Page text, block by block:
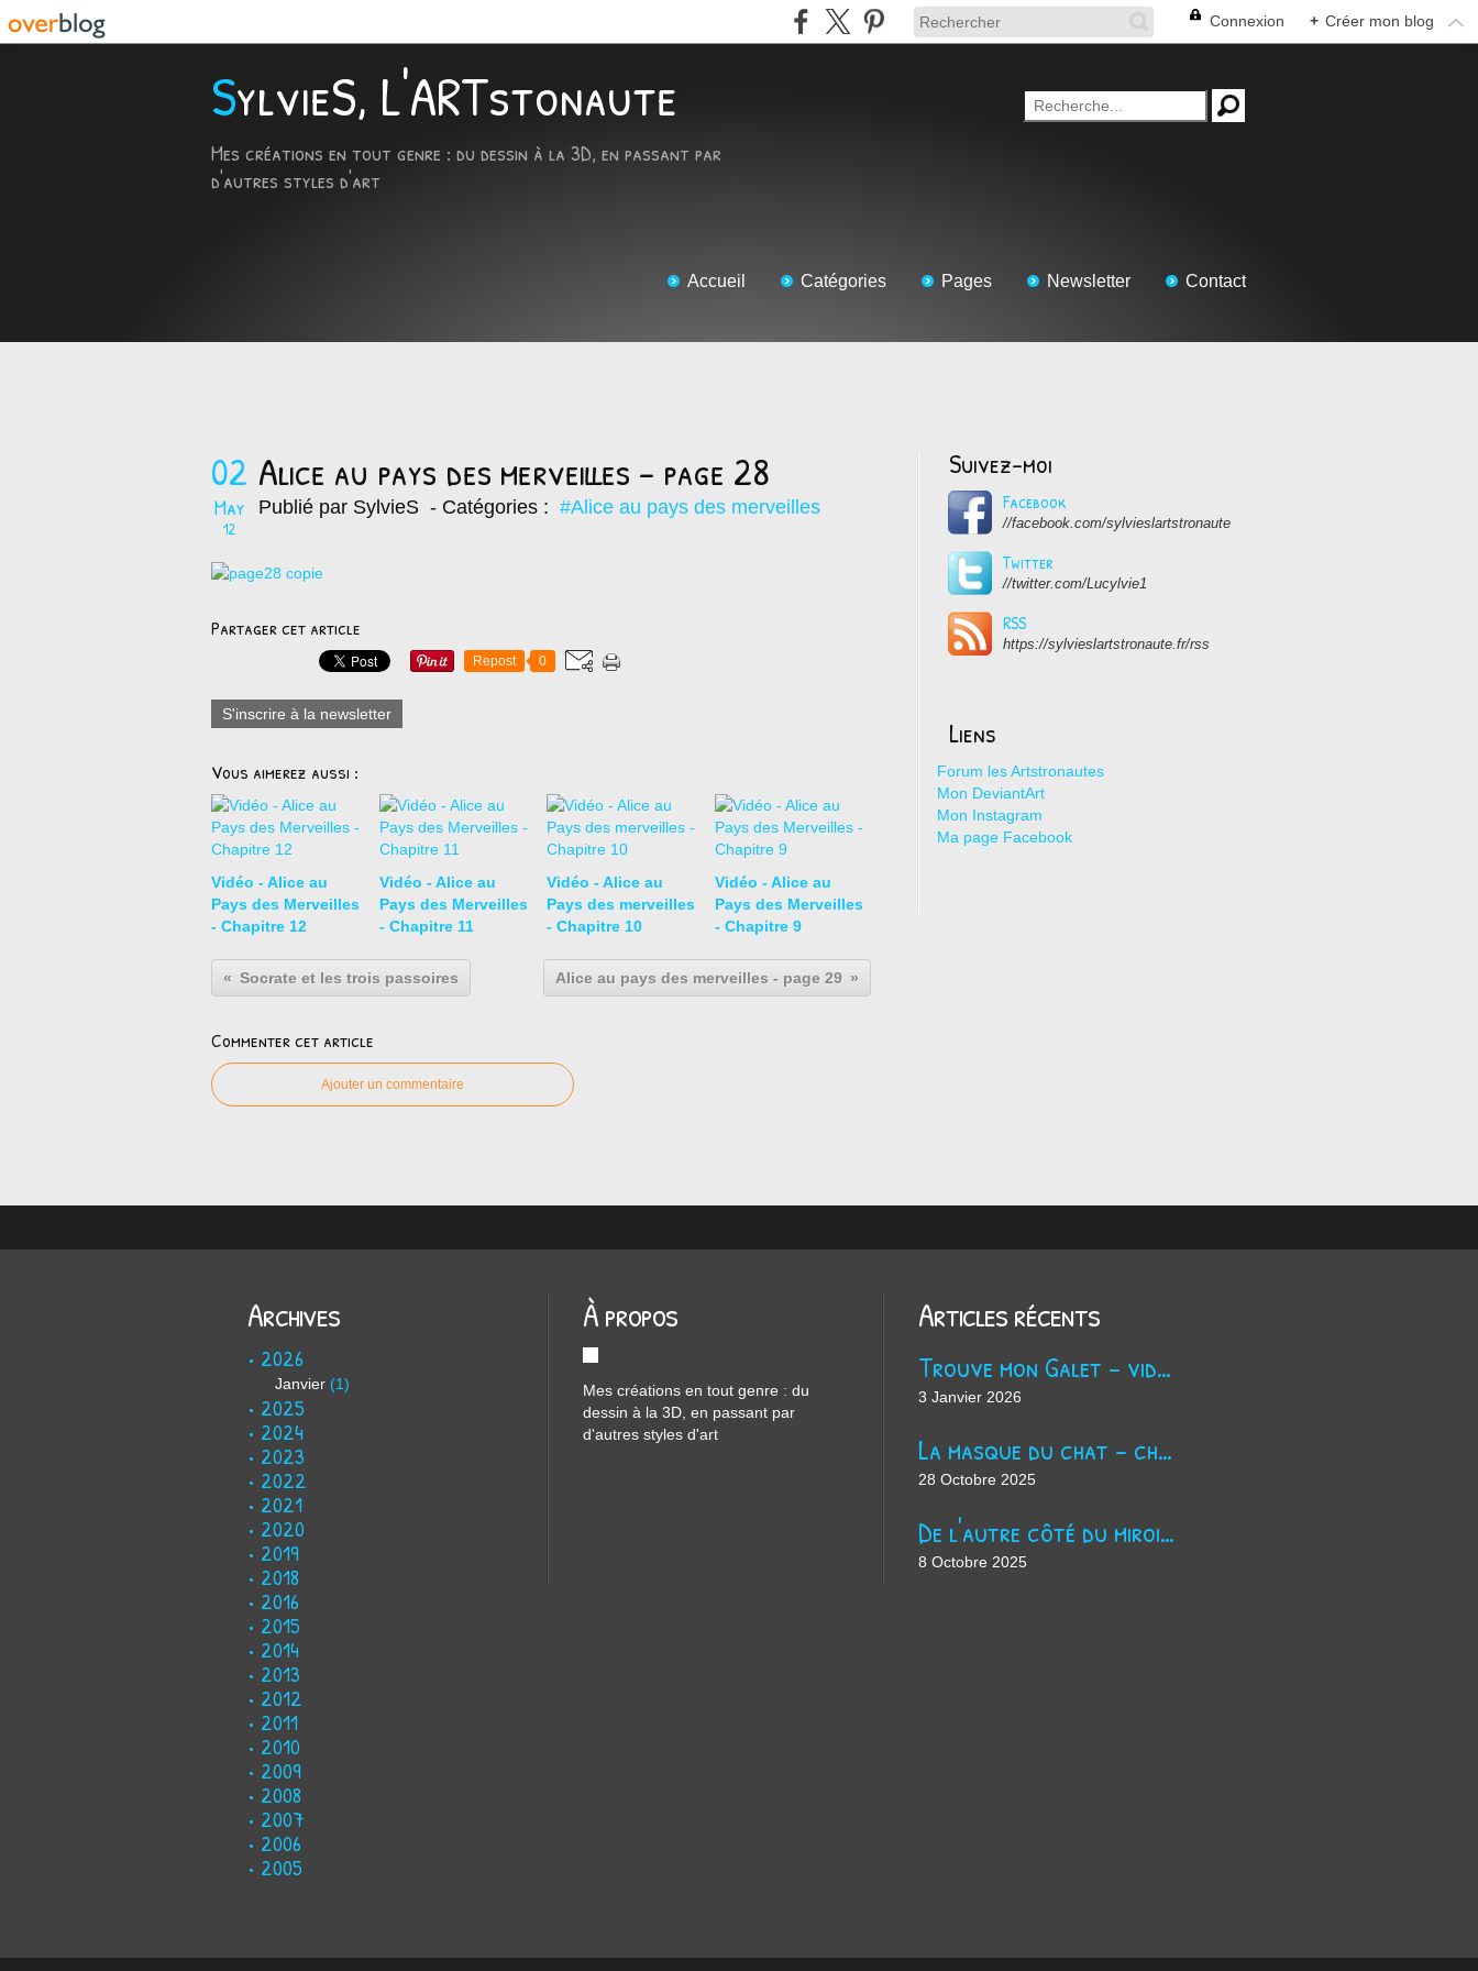
Connexion + Créer mon blog
SylvieS, L'ARTstonaute
Mes créations en tout genre : du dessin à la 3D, en passant par
d'autres styles d'art
Accueil Catégories Pages Newsletter Contact
02
May
12
Alice au pays des merveilles - page 28
Publié par SylvieS - Catégories : #Alice au pays des merveilles
Partager cet article
Repost 0
S'inscrire à la newsletter
Vous aimerez aussi :
Vidéo - Alice au
Pays des Merveilles
- Chapitre 12
Vidéo - Alice au
Pays des Merveilles
- Chapitre 11
Vidéo - Alice au
Pays des merveilles
- Chapitre 10
Vidéo - Alice au
Pays des Merveilles
- Chapitre 9
Socrate et les trois passoires Alice au pays des merveilles - page 29
Commenter cet article
Ajouter un commentaire
Suivez-moi
Facebook
//facebook.com/sylvieslartstronaute
Twitter
//twitter.com/Lucylvie1
RSS
https://sylvieslartstronaute.fr/rss
Liens
Forum les Artstronautes
Mon DeviantArt
Mon Instagram
Ma page Facebook
Archives
2026
Janvier (1)
2025
2024
2023
2022
2021
2020
2019
2018
2016
2015
2014
2013
2012
2011
2010
2009
2008
2007
2006
2005
À propos
Mes créations en tout genre : du
dessin à la 3D, en passant par
d'autres styles d'art
Articles récents
Trouve mon Galet - vidéo Youtube
3 Janvier 2026
La masque du chat - chanson d'Halloween
28 Octobre 2025
De l'autre côté du miroir - chanson suno ai
8 Octobre 2025